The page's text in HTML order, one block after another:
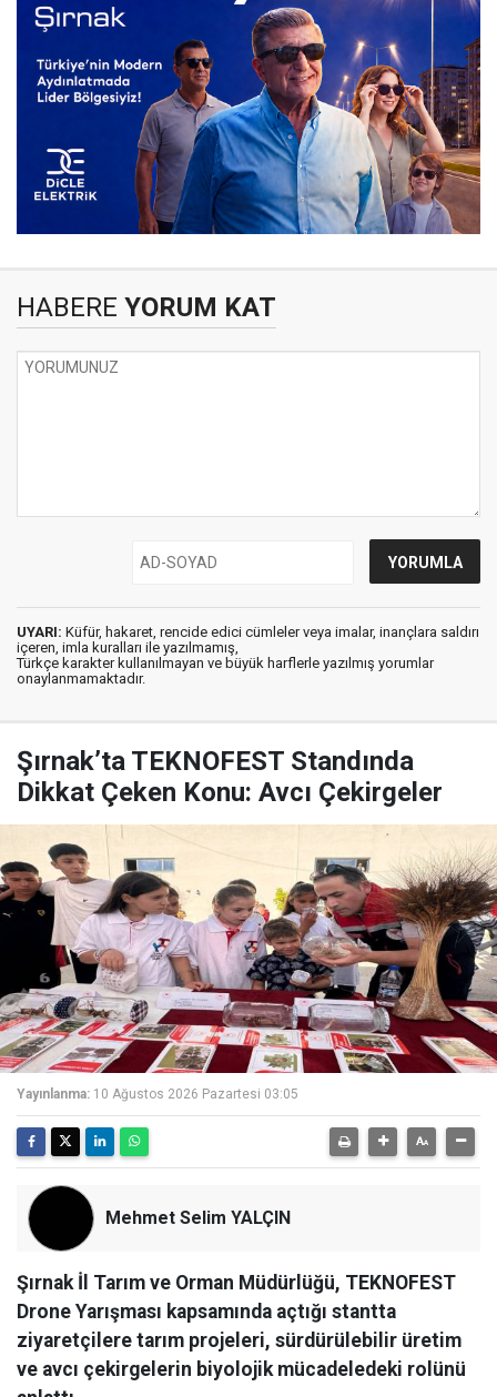
HABERE YORUM KAT
UYARI: Küfür, hakaret, rencide edici cümleler veya imalar, inançlara saldırı
içeren, imla kuralları ile yazılmamış,
Türkçe karakter kullanılmayan ve büyük harflerle yazılmış yorumlar
onaylanmamaktadır.
Şırnak’ta TEKNOFEST Standında
Dikkat Çeken Konu: Avcı Çekirgeler
Yayınlanma: 10 Ağustos 2026 Pazartesi 03:05
Mehmet Selim YALÇIN
Şırnak İl Tarım ve Orman Müdürlüğü, TEKNOFEST
Drone Yarışması kapsamında açtığı stantta
ziyaretçilere tarım projeleri, sürdürülebilir üretim
ve avcı çekirgelerin biyolojik mücadeledeki rolünü